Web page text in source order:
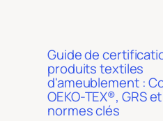
Guide de
produits textiles
d'ameublement :
OEKO-TEX®, GRS
normes clés